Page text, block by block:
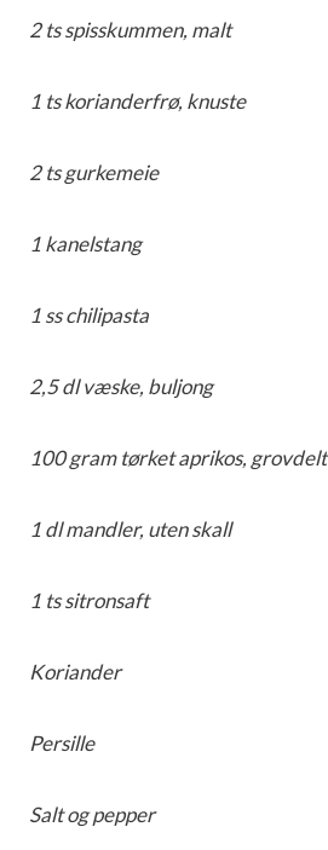
2 ts spisskummen, malt
1 ts korianderfrø, knuste
2 ts gurkemeie
1 kanelstang
1 ss chilipasta
2,5 dl væske, buljong
100 gram tørket aprikos, grovdelt
1 dl mandler, uten skall
1 ts sitronsaft
Koriander
Persille
Salt og pepper